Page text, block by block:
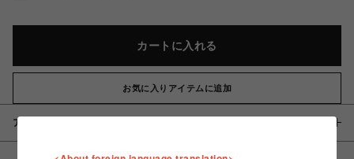
カートに入れる
お気に入りアイテムに追加
アイテム説明 / 素材